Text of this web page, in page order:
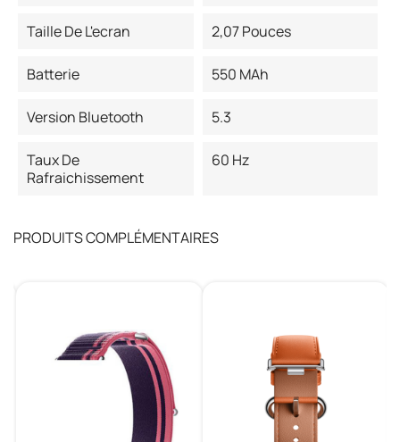
Taille De L'ecran 2,07 Pouces
Batterie 550 MAh
Version Bluetooth 5.3
Taux De
Rafraichissement
60 Hz
PRODUITS COMPLÉMENTAIRES